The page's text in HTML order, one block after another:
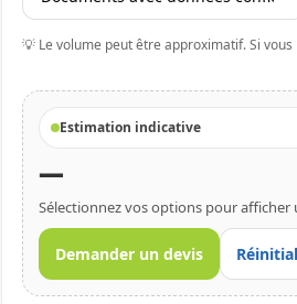
💡 Le volume peut être approximatif. Si
Estimation indicative
—
Sélectionnez vos options pour afficher
Demander un devis